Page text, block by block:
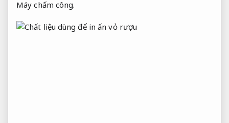
Máy chấm công.